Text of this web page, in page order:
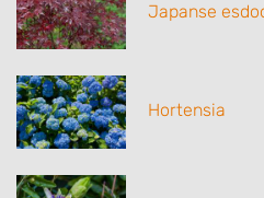
Japanse
Hortensia